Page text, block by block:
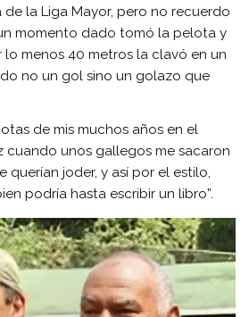
la Liga Mayor, pero no recuerdo
momento dado tomó la pelota y
menos 40 metros la clavó en un
no un gol sino un golazo que
de mis muchos años en el
cuando unos gallegos me sacaron
querían joder, y así por el estilo,
podría hasta escribir un libro”.